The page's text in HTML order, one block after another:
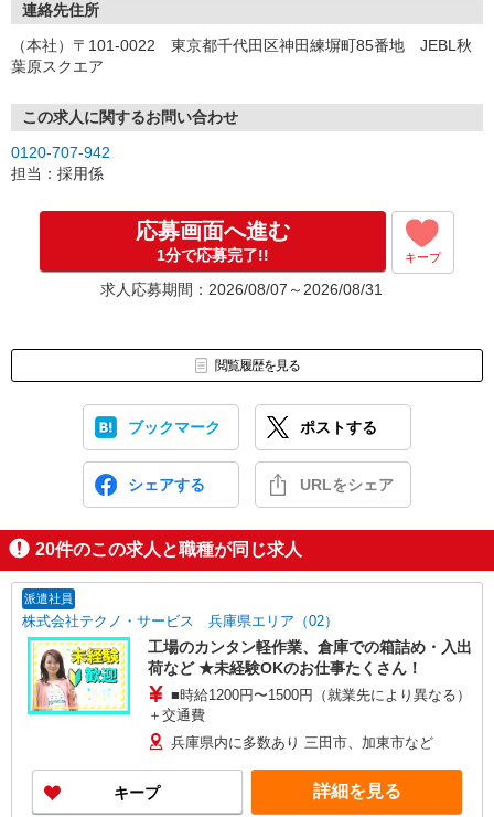
受付時間/平日9:00〜19:00
【来場登録（目安1時間30分）】
▼Step2 全国にあるお仕事の中から、あなたにピッタリのお仕事を
ご案内
▼Step3 就業前に職場見学で気になる事はしっかりチェック！
応募⇒最短で2日後からの勤務も可能です！
連絡先住所
（本社）〒101-0022 東京都千代田区神田練塀町85番地 JEBL秋
葉原スクエア
この求人に関するお問い合わせ
0120-707-942
担当：採用係
応募画面へ進む
1分で応募完了!! キープ
求人応募期間：2026/08/07～2026/08/31
閲覧履歴を見る
ブックマーク ポストする
シェアする URLをシェア
20件のこの求人と職種が同じ求人
派遣社員
株式会社テクノ・サービス 兵庫県エリア（02）
工場のカンタン軽作業、倉庫での箱詰め・入出
荷など ★未経験OKのお仕事たくさん！
■時給1200円〜1500円（就業先により異なる）
＋交通費
兵庫県内に多数あり 三田市、加東市など
キープ 詳細を見る